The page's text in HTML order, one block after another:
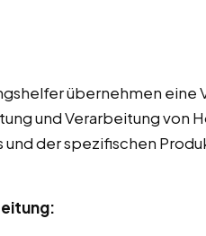
übernehmen eine
und Verarbeitung von
und der spezifischen